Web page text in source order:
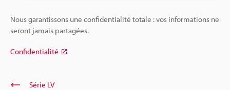
Nous garantissons une confidentialité totale : vos informations ne
seront jamais partagées.
Confidentialité
Série LV